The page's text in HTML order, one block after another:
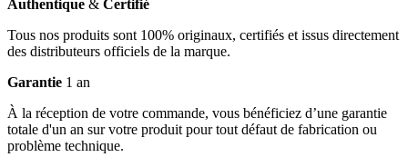
Authentique & Certifié
Tous nos produits sont 100% originaux, certifiés et issus directement
des distributeurs officiels de la marque.
Garantie 1 an
À la réception de votre commande, vous bénéficiez d’une garantie
totale d'un an sur votre produit pour tout défaut de fabrication ou
problème technique.